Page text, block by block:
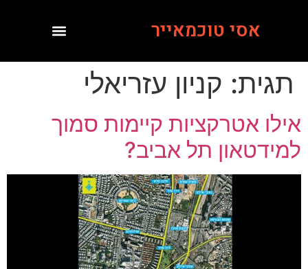
אסי טוכמאייר
תגית: קניון עזריאלי
אילו אטרקציות קיימות סמוך
למידטאון תל אביב?